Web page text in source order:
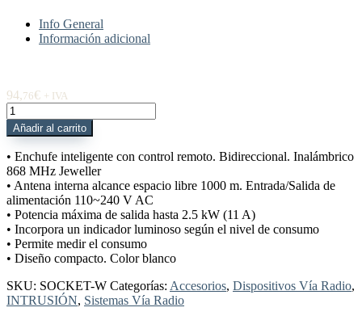
Info General
Información adicional
94,76€ + IVA
SOCKET-
W
Enchufe
inteligente
con
control
remoto
AJAX
blanco
cantidad
Añadir al carrito
• Enchufe inteligente con control remoto. Bidireccional. Inalámbrico
868 MHz Jeweller
• Antena interna alcance espacio libre 1000 m. Entrada/Salida de
alimentación 110~240 V AC
• Potencia máxima de salida hasta 2.5 kW (11 A)
• Incorpora un indicador luminoso según el nivel de consumo
• Permite medir el consumo
• Diseño compacto. Color blanco
SKU: SOCKET-W Categorías: Accesorios, Dispositivos Vía Radio,
INTRUSIÓN, Sistemas Vía Radio